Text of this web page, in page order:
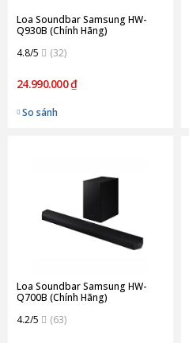
Loa Soundbar Samsung HW-
Q930B (Chính Hãng)
4.8/5
(32)
24.990.000 ₫
So sánh
Loa Soundbar Samsung HW-
Q700B (Chính Hãng)
4.2/5
(63)